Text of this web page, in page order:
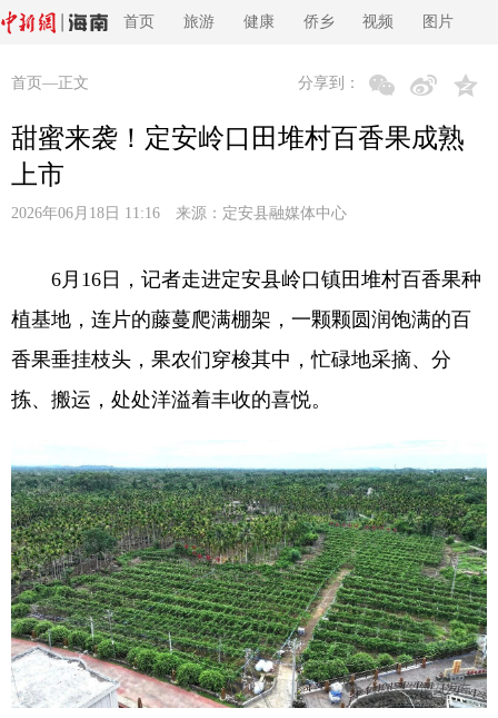
首页 旅游 健康 侨乡 视频 图片
首页 —正文 分享到：
甜蜜来袭！定安岭口田堆村百香果成熟
上市
2026年06月18日 11:16 来源： 定安县融媒体中心
6月16日，记者走进定安县岭口镇田堆村百香果种
植基地，连片的藤蔓爬满棚架，一颗颗圆润饱满的百
香果垂挂枝头，果农们穿梭其中，忙碌地采摘、分
拣、搬运，处处洋溢着丰收的喜悦。